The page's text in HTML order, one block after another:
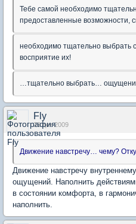
Тебе самой необходимо
предоставленные возможности,
необходимо тщательно выбрать
восприятие их!
…тщательно выбрать…
Fly
29 дек 2009
Движение навстречу… чему?
Движение навстречу
ощущений. Наполнить
в состоянии комфорта, в
наполнить.